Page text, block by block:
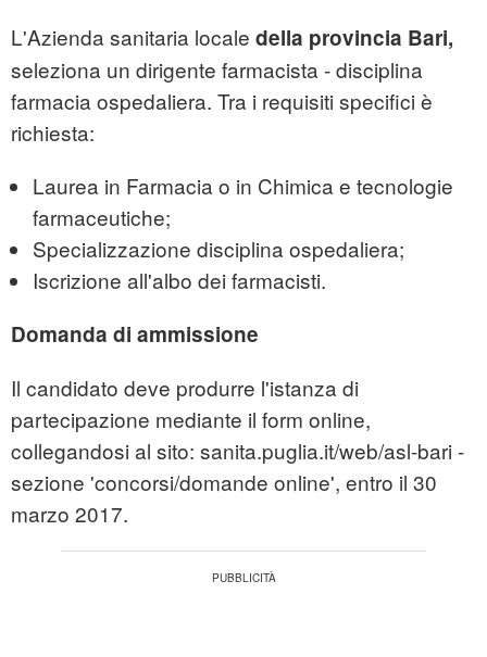
L'Azienda sanitaria locale della provincia Bari,
seleziona un dirigente farmacista - disciplina
farmacia ospedaliera. Tra i requisiti specifici è
richiesta:
Laurea in Farmacia o in Chimica e tecnologie
farmaceutiche;
Specializzazione disciplina ospedaliera;
Iscrizione all'albo dei farmacisti.
Domanda di ammissione
Il candidato deve produrre l'istanza di
partecipazione mediante il form online,
collegandosi al sito: sanita.puglia.it/web/asl-bari -
sezione 'concorsi/domande online', entro il 30
marzo 2017.